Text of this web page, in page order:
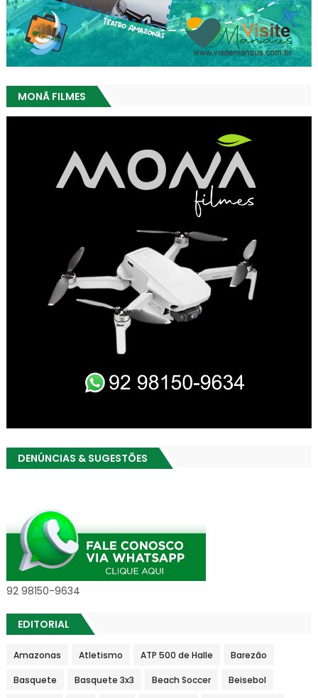
MONÃ FILMES
DENÚNCIAS & SUGESTÕES
92 98150-9634
EDITORIAL
Amazonas Atletismo ATP 500 de Halle Barezão
Basquete Basquete 3x3 Beach Soccer Beisebol